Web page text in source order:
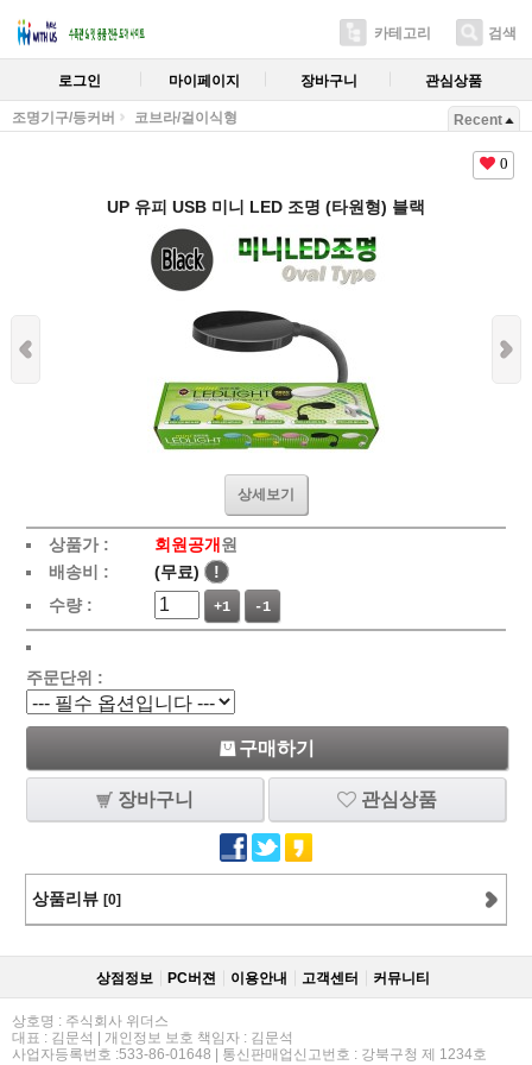
카테고리 검색
로그인 마이페이지 장바구니 관심상품
조명기구/등커버 코브라/걸이식형 Recent
0
UP 유피 USB 미니 LED 조명 (타원형) 블랙
상세보기
상품가 : 회원공개 원
배송비 :
(무료)
!
수량 :
+1 -1
주문단위 :
구매하기
장바구니 관심상품
상품리뷰 [0]
상점정보 PC버젼 이용안내 고객센터 커뮤니티
상호명 : 주식회사 위더스
대표 : 김문석 | 개인정보 보호 책임자 : 김문석
사업자등록번호 :533-86-01648 | 통신판매업신고번호 : 강북구청 제 1234호